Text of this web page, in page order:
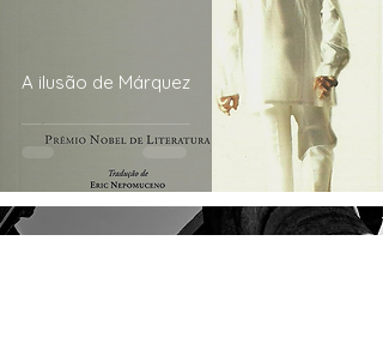
A ilusão de Márquez